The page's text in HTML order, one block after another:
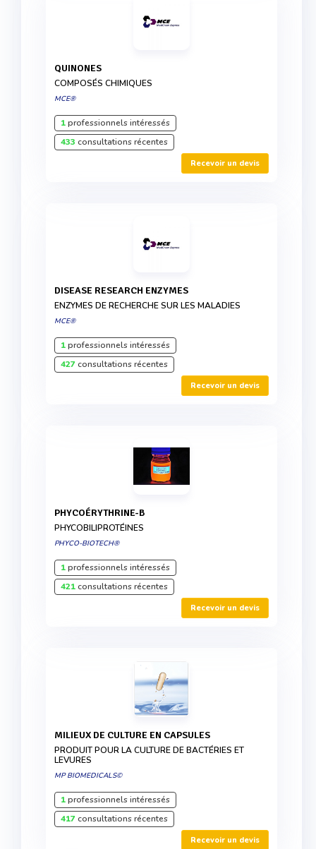
QUINONES
COMPOSÉS CHIMIQUES
MCE®
1professionnels intéressés
433 consultations récentes
Recevoir un devis
DISEASE RESEARCH ENZYMES
ENZYMES DE RECHERCHE SUR LES MALADIES
MCE®
1professionnels intéressés
427consultations récentes
Recevoir un devis
PHYCOÉRYTHRINE-B
PHYCOBILIPROTÉINES
PHYCO-BIOTECH®
1professionnels intéressés
421consultations récentes
Recevoir un devis
MILIEUX DE CULTURE EN CAPSULES
PRODUIT POUR LA CULTURE DE BACTÉRIES ET
LEVURES
MP BIOMEDICALS©
1professionnels intéressés
417consultations récentes
Recevoir un devis